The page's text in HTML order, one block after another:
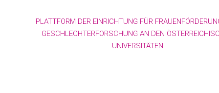
PLATTFORM DER EINRICHTUNG FÜR
GESCHLECHTERFORSCHUNG AN DEN
UNIVERSITÄTEN